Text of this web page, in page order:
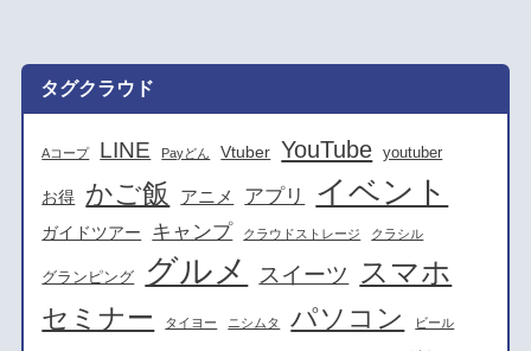
タグクラウド
Aコープ LINE Payどん Vtuber YouTube youtuber
お得 かご飯 アニメ アプリ イベント
ガイドツアー キャンプ クラウドストレージ クラシル
グランピング グルメ スイーツ スマホ
セミナー タイヨー ニシムタ パソコン ビール